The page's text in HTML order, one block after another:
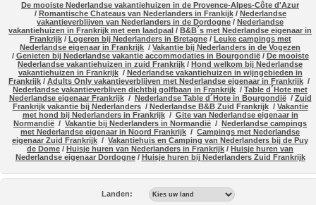
De mooiste Nederlandse vakantiehuizen in de Provence-Alpes-Côte d'Azur
/ Romantische Chateaus van Nederlanders in Frankijk/ Nederlandse
vakantieverblijven van Nederlanders in de Dordogne / Nederlandse
vakantiehuizen in Frankrijk met een laadpaal / B&B´s met Nederlandse eigenaar in
Frankrijk/ Logeren bij Nederlanders in Bretagne/ Leuke campings met
Nederlandse eigenaar in Frankrijk /Vakantie bij Nederlanders in de Vogezen
/ Genieten bij Nederlandse vakantie accommodaties in Bourgondië/ De mooiste
Nederlandse vakantiehuizen in zuid Frankrijk / Hond welkom bij Nederlandse
vakantiehuizen in Frankrijk/ Nederlandse vakantiehuizen in wijngebieden in
Frankrijk /Adults Only vakantieverblijven met Nederlandse eigenaar in Frankrijk /
Nederlandse vakantieverbliven dichtbij golfbaan in Frankrijk /Table d´Hote met
Nederlandse eigenaar Frankrijk/ Nederlandse Table d´Hote in Bourgondië/ Zuid
Frankrijk vakantie bij Nederlanders/ Nederlandse B&B Zuid Frankrijk/ Vakantie
met hond bij Nederlanders in Frankrijk/ Gite van Nederlandse eigenaar in
Normandië /Vakantie bij Nederlanders in Normandië /
Nederlandse campings
met Nederlandse eigenaar in Noord Frankrijk /Campings met Nederlandse
eigenaar Zuid Frankrijk /Vakantiehuis en Camping van Nederlanders bij de Puy
de Dome / Huisje huren van Nederlanders in Frankrijk / Huisje huren van
Nederlandse eigenaar Dordogne/ Huisje huren bij Nederlanders Zuid Frankrijk
Landen: